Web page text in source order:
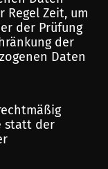
Zeit, um
der Prüfung
der
Daten
statt der